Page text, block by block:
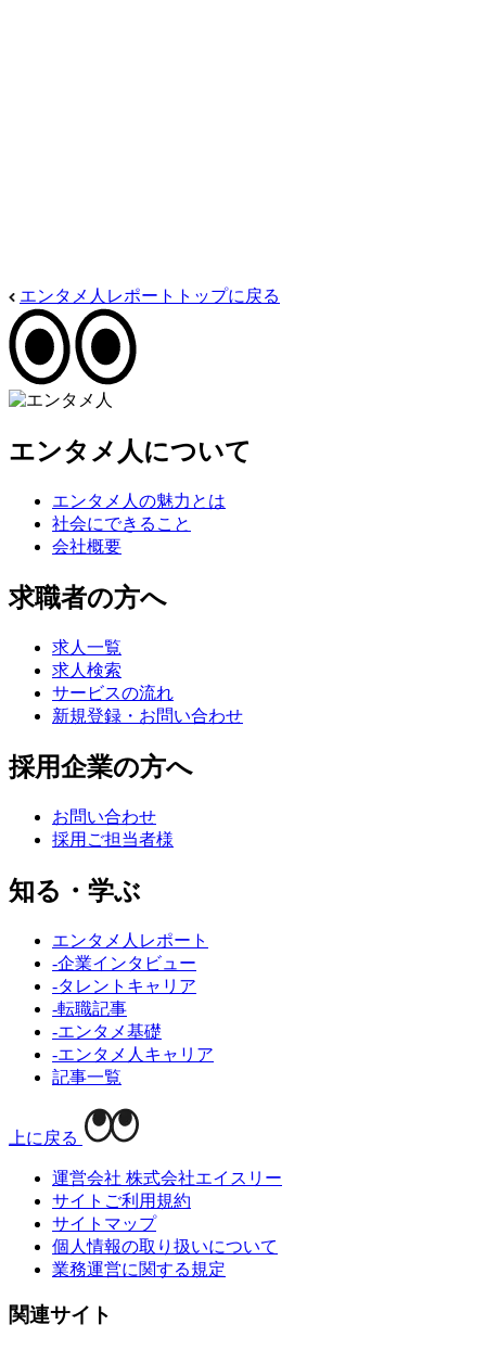
エンタメ人レポートトップに戻る
エンタメ人について
エンタメ人の魅力とは
社会にできること
会社概要
求職者の方へ
求人一覧
求人検索
サービスの流れ
新規登録・お問い合わせ
採用企業の方へ
お問い合わせ
採用ご担当者様
知る・学ぶ
エンタメ人レポート
-企業インタビュー
-タレントキャリア
-転職記事
-エンタメ基礎
-エンタメ人キャリア
記事一覧
上に戻る
運営会社 株式会社エイスリー
サイトご利用規約
サイトマップ
個人情報の取り扱いについて
業務運営に関する規定
関連サイト